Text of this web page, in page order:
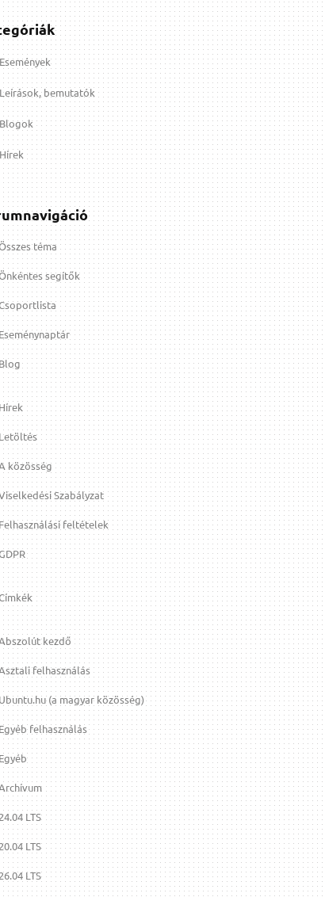
Események
Leírások, bemutatók
Blogok
Hírek
téma
segítők
közösség
Szabályzat
feltételek
kezdő
felhasználás
(a magyar közösség)
felhasználás
LTS
LTS
LTS